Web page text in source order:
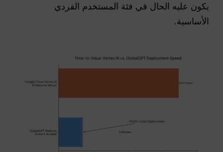
يكون عليه الحال في فئة المستخدم الفردي
الأساسية.